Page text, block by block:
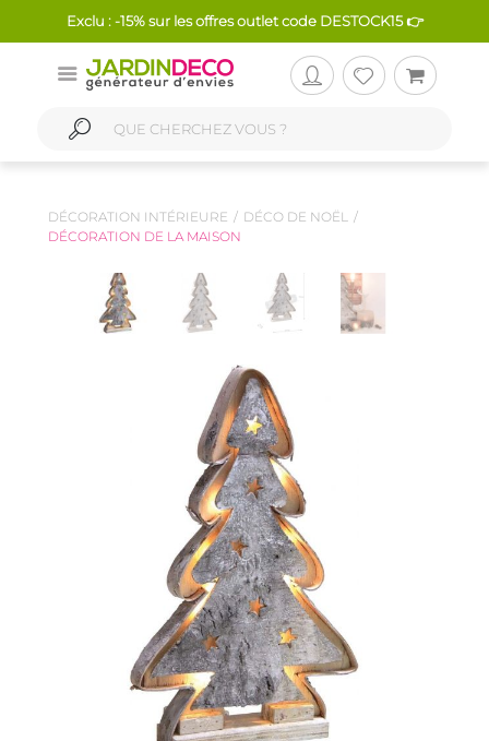
Exclu : -15% sur les offres outlet code DESTOCK15 👉
DÉCORATION INTÉRIEURE
DÉCO DE NOËL
DÉCORATION DE LA MAISON